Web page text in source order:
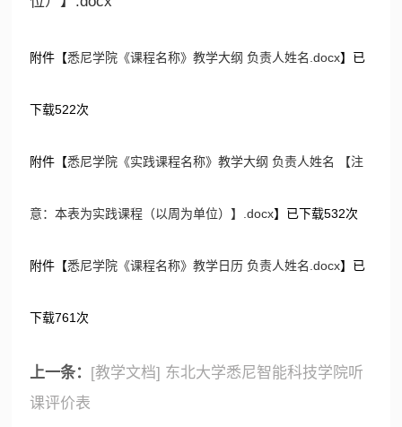
附件【悉尼学院《课程名称》教学大纲 负责人姓名.docx】已
下载522次
附件【悉尼学院《实践课程名称》教学大纲 负责人姓名 【注
意：本表为实践课程（以周为单位）】.docx】已下载532次
附件【悉尼学院《课程名称》教学日历 负责人姓名.docx】已
下载761 次
上一条： [教学文档] 东北大学悉尼智能科技学院听
课评价表